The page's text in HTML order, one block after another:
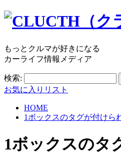
もっとクルマが好きになる
カーライフ情報メディア
検索:
お気に入りリスト
HOME
1ボックスのタグが付けら
1ボックスのタ